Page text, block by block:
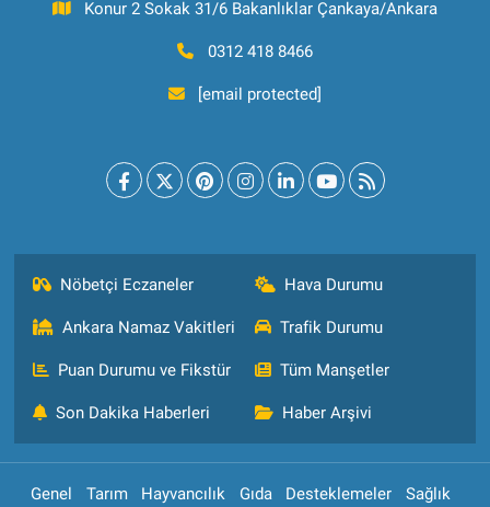
Konur 2 Sokak 31/6 Bakanlıklar Çankaya/Ankara
0312 418 8466
[email protected]
Nöbetçi Eczaneler Hava Durumu
Ankara Namaz Vakitleri Trafik Durumu
Puan Durumu ve Fikstür Tüm Manşetler
Son Dakika Haberleri Haber Arşivi
Genel Tarım Hayvancılık Gıda Desteklemeler
Sağlık